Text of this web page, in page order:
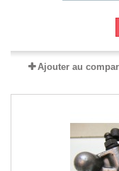
Ajouter au